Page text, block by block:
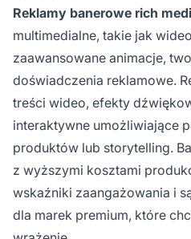
Reklamy banerowe rich
multimedialne, takie jak
zaawansowane animacje,
doświadczenia reklamowe.
treści wideo, efekty
interaktywne umożliwiające
produktów lub storytelling.
z wyższymi kosztami
wskaźniki zaangażowania i
dla marek premium, które